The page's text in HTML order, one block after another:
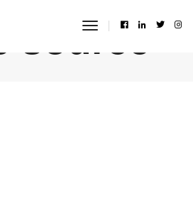
toggle
source